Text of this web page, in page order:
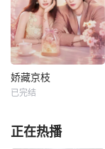
娇藏京枝
已完结
正在热播